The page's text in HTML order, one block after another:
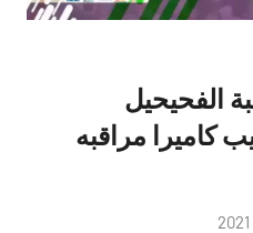
الفحيحيل
تركيب كاميرا مراقبه